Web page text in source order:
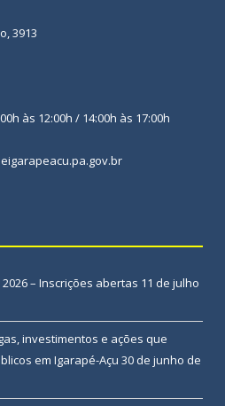
3913
às 12:00h / 14:00h às 17:00h
– Inscrições abertas 11 de julho
investimentos e ações que
em Igarapé-Açu 30 de junho de